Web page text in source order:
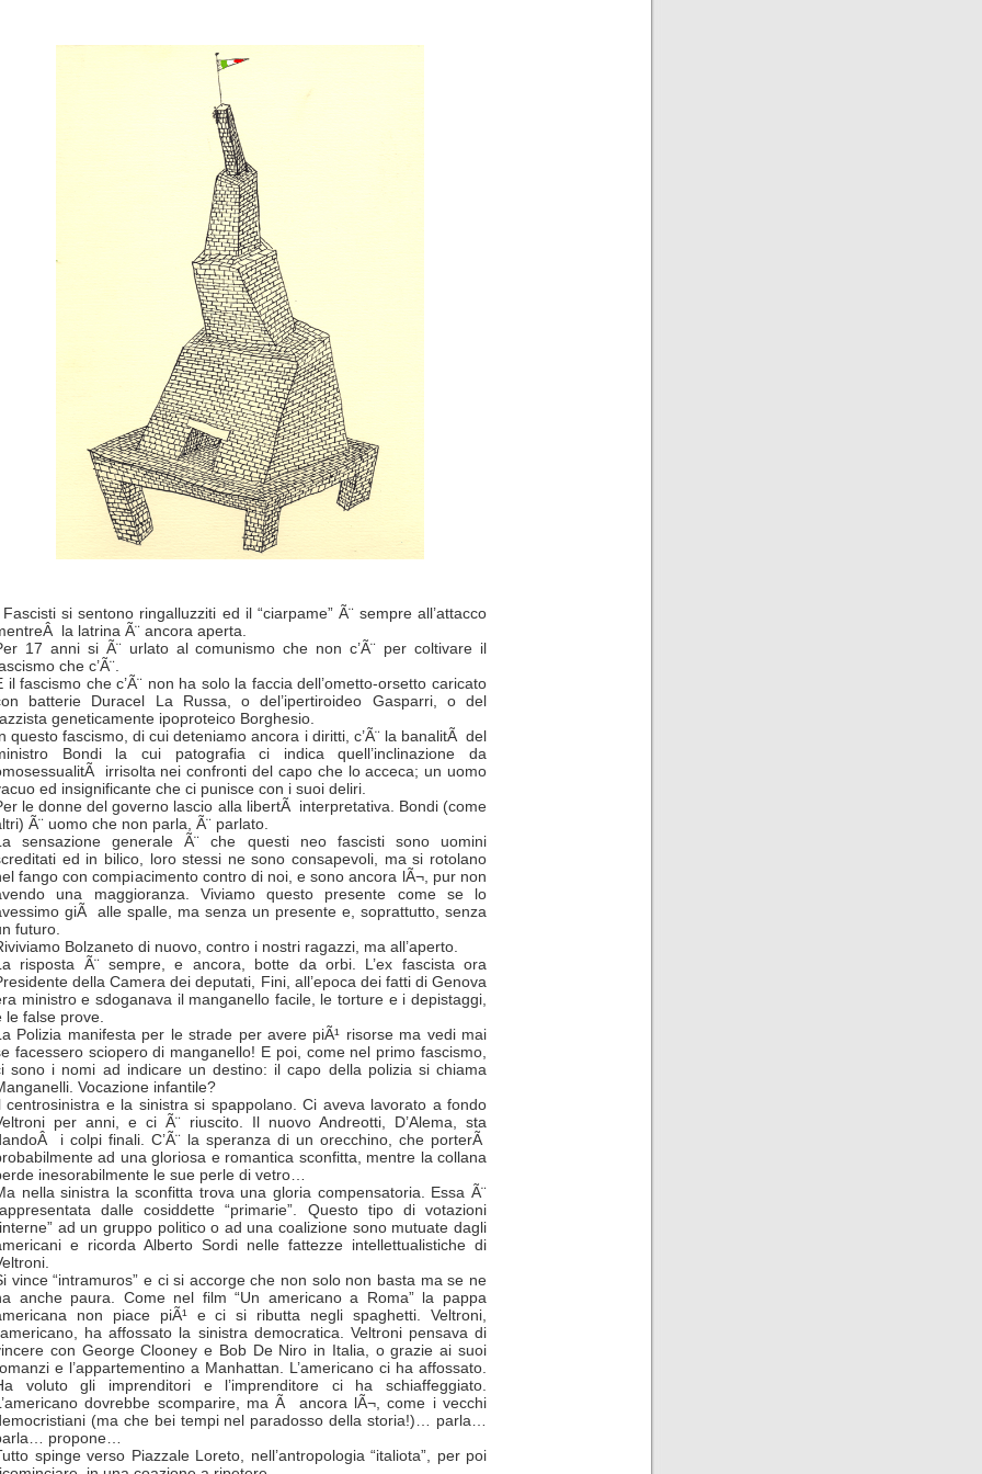
si sentono ringalluzziti ed il “ciarpame” Ã¨ sempre all’attacco
la latrina Ã¨ ancora aperta.
17 anni si Ã¨ urlato al comunismo che non c’Ã¨ per coltivare il
che c’Ã¨.
il fascismo che c’Ã¨ non ha solo la faccia dell’ometto-orsetto caricato
batterie Duracel La Russa, o del’ipertiroideo Gasparri, o del
geneticamente ipoproteico Borghesio.
questo fascismo, di cui deteniamo ancora i diritti, c’Ã¨ la banalitÃ del
Bondi la cui patografia ci indica quell’inclinazione da
irrisolta nei confronti del capo che lo acceca; un uomo
ed insignificante che ci punisce con i suoi deliri.
le donne del governo lascio alla libertÃ interpretativa. Bondi (come
Ã¨ uomo che non parla, Ã¨ parlato.
sensazione generale Ã¨ che questi neo fascisti sono uomini
ed in bilico, loro stessi ne sono consapevoli, ma si rotolano
fango con compiacimento contro di noi, e sono ancora lÃ¬, pur non
una maggioranza. Viviamo questo presente come se lo
giÃ alle spalle, ma senza un presente e, soprattutto, senza
futuro.
Bolzaneto di nuovo, contro i nostri ragazzi, ma all’aperto.
risposta Ã¨ sempre, e ancora, botte da orbi. L’ex fascista ora
della Camera dei deputati, Fini, all’epoca dei fatti di Genova
ministro e sdoganava il manganello facile, le torture e i depistaggi,
le false prove.
Polizia manifesta per le strade per avere piÃ¹ risorse ma vedi mai
facessero sciopero di manganello! E poi, come nel primo fascismo,
sono i nomi ad indicare un destino: il capo della polizia si chiama
Vocazione infantile?
centrosinistra e la sinistra si spappolano. Ci aveva lavorato a fondo
per anni, e ci Ã¨ riuscito. Il nuovo Andreotti, D’Alema, sta
i colpi finali. C’Ã¨ la speranza di un orecchino, che porterÃ
ad una gloriosa e romantica sconfitta, mentre la collana
inesorabilmente le sue perle di vetro…
nella sinistra la sconfitta trova una gloria compensatoria. Essa Ã¨
dalle cosiddette “primarie”. Questo tipo di votazioni
ad un gruppo politico o ad una coalizione sono mutuate dagli
e ricorda Alberto Sordi nelle fattezze intellettualistiche di
vince “intramuros” e ci si accorge che non solo non basta ma se ne
anche paura. Come nel film “Un americano a Roma” la pappa
non piace piÃ¹ e ci si ributta negli spaghetti. Veltroni,
ha affossato la sinistra democratica. Veltroni pensava di
con George Clooney e Bob De Niro in Italia, o grazie ai suoi
e l’appartementino a Manhattan. L’americano ci ha affossato.
voluto gli imprenditori e l’imprenditore ci ha schiaffeggiato.
dovrebbe scomparire, ma Ã ancora lÃ¬, come i vecchi
(ma che bei tempi nel paradosso della storia!)… parla…
propone…
spinge verso Piazzale Loreto, nell’antropologia “italiota”, per poi